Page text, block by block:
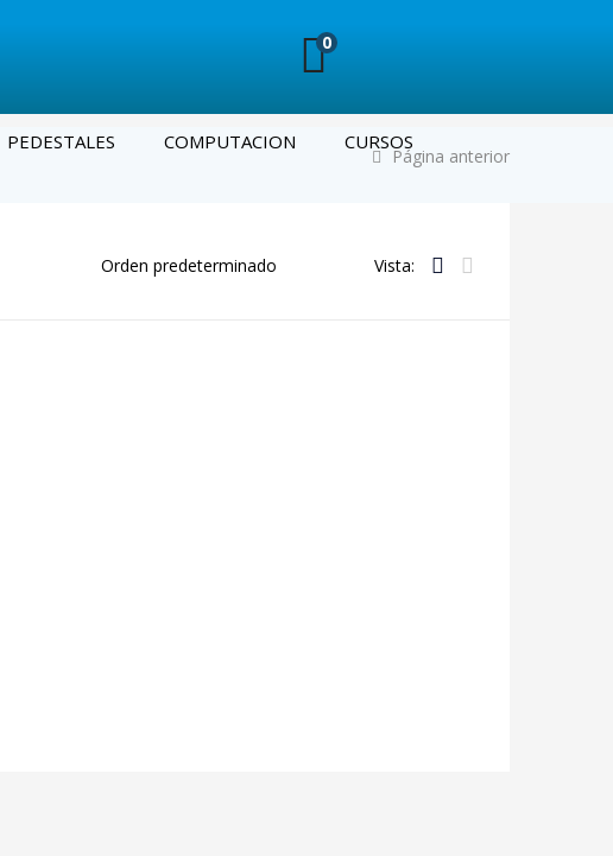
0
PEDESTALES COMPUTACION CURSOS
Página anterior
Vista: